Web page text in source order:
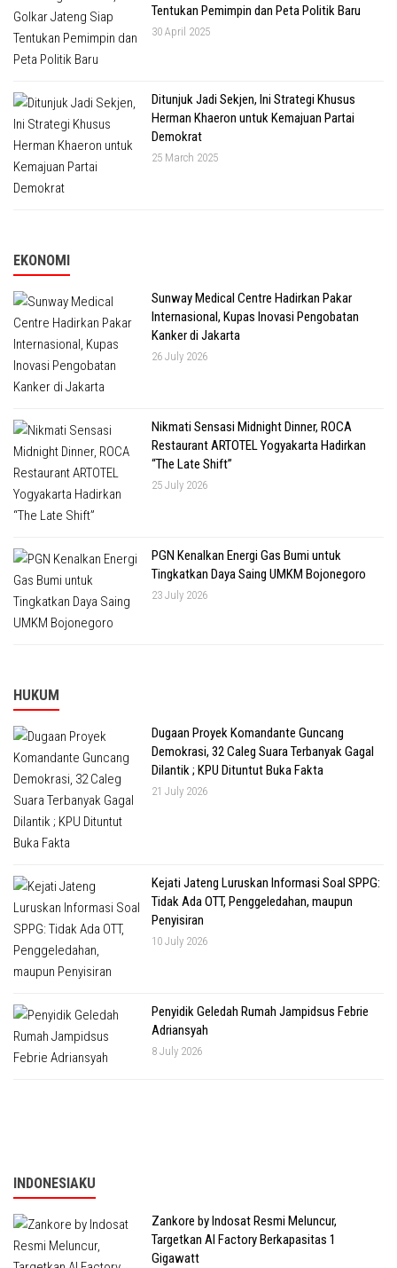
Tentukan Pemimpin dan Peta Politik Baru
30 April 2025
Ditunjuk Jadi Sekjen, Ini Strategi Khusus
Herman Khaeron untuk Kemajuan Partai
Demokrat
25 March 2025
EKONOMI
Sunway Medical Centre Hadirkan Pakar
Internasional, Kupas Inovasi Pengobatan
Kanker di Jakarta
26 July 2026
Nikmati Sensasi Midnight Dinner, ROCA
Restaurant ARTOTEL Yogyakarta Hadirkan
“The Late Shift”
25 July 2026
PGN Kenalkan Energi Gas Bumi untuk
Tingkatkan Daya Saing UMKM Bojonegoro
23 July 2026
HUKUM
Dugaan Proyek Komandante Guncang
Demokrasi, 32 Caleg Suara Terbanyak Gagal
Dilantik ; KPU Dituntut Buka Fakta
21 July 2026
Kejati Jateng Luruskan Informasi Soal SPPG:
Tidak Ada OTT, Penggeledahan, maupun
Penyisiran
10 July 2026
Penyidik Geledah Rumah Jampidsus Febrie
Adriansyah
8 July 2026
INDONESIAKU
Zankore by Indosat Resmi Meluncur,
Targetkan AI Factory Berkapasitas 1
Gigawatt